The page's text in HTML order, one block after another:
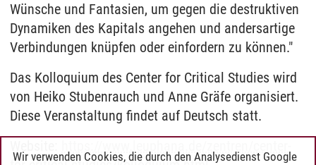
Wünsche und Fantasien, um gegen die destruktiven
Dynamiken des Kapitals angehen und andersartige
Verbindungen knüpfen oder einfordern zu können."
Das Kolloquium des Center for Critical Studies wird
von Heiko Stubenrauch und Anne Gräfe organisiert.
Diese Veranstaltung findet auf Deutsch statt.
Wir verwenden Cookies, die durch den Analysedienst Google